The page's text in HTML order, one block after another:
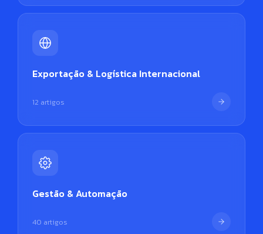
Exportação & Logística Internacional
12 artigos
Gestão & Automação
40 artigos